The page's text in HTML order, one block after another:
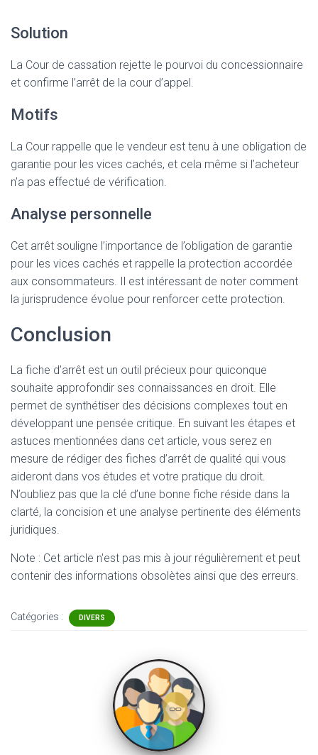
Solution
La Cour de cassation rejette le pourvoi du concessionnaire
et confirme l’arrêt de la cour d’appel.
Motifs
La Cour rappelle que le vendeur est tenu à une obligation de
garantie pour les vices cachés, et cela même si l’acheteur
n’a pas effectué de vérification.
Analyse personnelle
Cet arrêt souligne l’importance de l’obligation de garantie
pour les vices cachés et rappelle la protection accordée
aux consommateurs. Il est intéressant de noter comment
la jurisprudence évolue pour renforcer cette protection.
Conclusion
La fiche d’arrêt est un outil précieux pour quiconque
souhaite approfondir ses connaissances en droit. Elle
permet de synthétiser des décisions complexes tout en
développant une pensée critique. En suivant les étapes et
astuces mentionnées dans cet article, vous serez en
mesure de rédiger des fiches d’arrêt de qualité qui vous
aideront dans vos études et votre pratique du droit.
N’oubliez pas que la clé d’une bonne fiche réside dans la
clarté, la concision et une analyse pertinente des éléments
juridiques.
Note : Cet article n'est pas mis à jour régulièrement et peut
contenir des informations obsolètes ainsi que des erreurs.
Catégories : DIVERS